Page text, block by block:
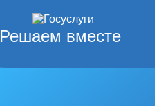
Решаем вместе